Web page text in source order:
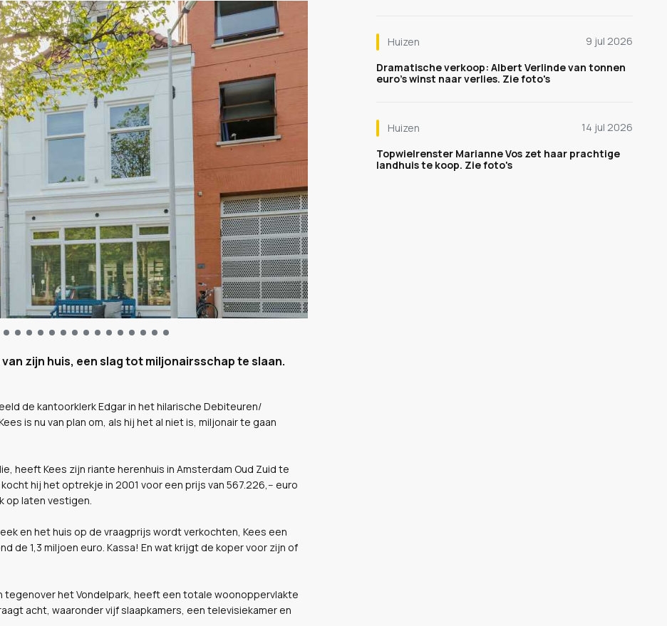
zijn huis, een slag tot miljonairsschap te slaan.
de kantoorklerk Edgar in het hilarische Debiteuren/
is nu van plan om, als hij het al niet is, miljonair te gaan
heeft Kees zijn riante herenhuis in Amsterdam Oud Zuid te
hij het optrekje in 2001 voor een prijs van 567.226,-- euro
op laten vestigen.
en het huis op de vraagprijs wordt verkochten, Kees een
de 1,3 miljoen euro. Kassa! En wat krijgt de koper voor zijn of
tegenover het Vondelpark, heeft een totale woonoppervlakte
acht, waaronder vijf slaapkamers, een televisiekamer en
Huizen
9 jul 2026
Dramatische verkoop: Albert Verlinde van tonnen
euro's winst naar verlies. Zie foto's
Huizen
14 jul 2026
Topwielrenster Marianne Vos zet haar prachtige
landhuis te koop. Zie foto's